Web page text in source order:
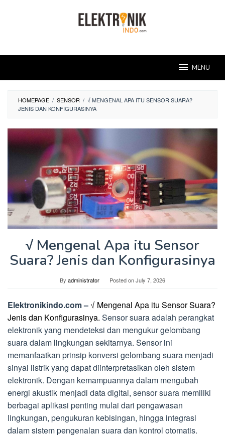
MENU
HOMEPAGE / SENSOR / √ MENGENAL APA ITU SENSOR SUARA?
JENIS DAN KONFIGURASINYA
√ Mengenal Apa itu Sensor
Suara? Jenis dan Konfigurasinya
By administrator Posted onJuly 7, 2026
Elektronikindo.com – √ Mengenal Apa itu Sensor Suara?
Jenis dan Konfigurasinya. Sensor suara adalah perangkat
elektronik yang mendeteksi dan mengukur gelombang
suara dalam lingkungan sekitarnya. Sensor ini
memanfaatkan prinsip konversi gelombang suara menjadi
sinyal listrik yang dapat diinterpretasikan oleh sistem
elektronik. Dengan kemampuannya dalam mengubah
energi akustik menjadi data digital, sensor suara memiliki
berbagai aplikasi penting mulai dari pengawasan
lingkungan, pengukuran kebisingan, hingga integrasi
dalam sistem pengenalan suara dan kontrol otomatis.